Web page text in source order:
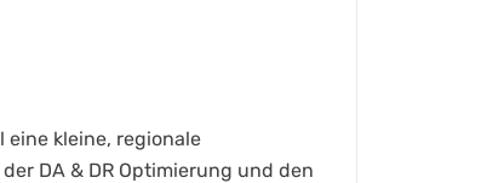
eine kleine, regionale
DA & DR Optimierung und den